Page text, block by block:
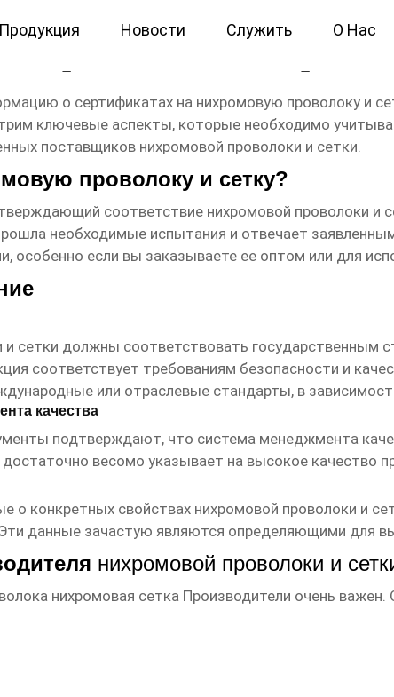
Продукция Новости Служить О Нас
нихромовая сетка
о сертификатах на нихромовую проволоку и
ключевые аспекты, которые необходимо
поставщиков нихромовой проволоки и сетки.
проволоку и сетку?
соответствие нихромовой проволоки и
необходимые испытания и отвечает
особенно если вы заказываете ее оптом или для
и сетки должны соответствовать государственным
соответствует требованиям безопасности и
или отраслевые стандарты, в
качества
подтверждают, что система менеджмента
весомо указывает на высокое качество
о конкретных свойствах нихромовой проволоки и
данные зачастую являются определяющими для
нихромовой проволоки и
нихромовая сетка Производители очень